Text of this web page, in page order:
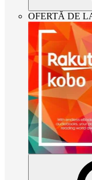
OFERTĂ DE